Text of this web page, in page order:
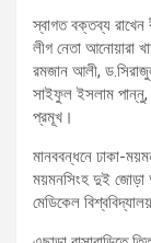
স্বাগত বক্তব্য রাখেন
লীগ নেতা আনোয়ারা
রমজান আলী,
সাইফুল ইসলাম
প্রমূখ।
মানববন্ধনে ঢাকা-
ময়মনসিংহ দুই জোড়া
মেডিকেল